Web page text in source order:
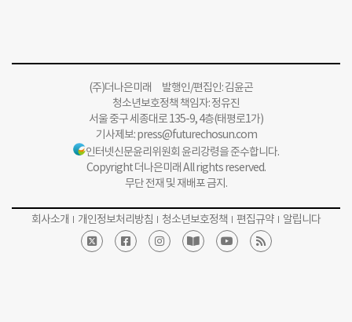
(주)더나은미래 발행인/편집인: 김윤곤
청소년보호정책 책임자: 정유진
서울 중구 세종대로 135-9, 4층(태평로1가)
기사제보:press@futurechosun.com
인터넷신문윤리위원회 윤리강령을 준수합니다.
Copyright 더나은미래 All rights reserved.
무단 전재 및 재배포 금지.
회사소개 개인정보처리방침 청소년보호정책 편집규약 알립니다